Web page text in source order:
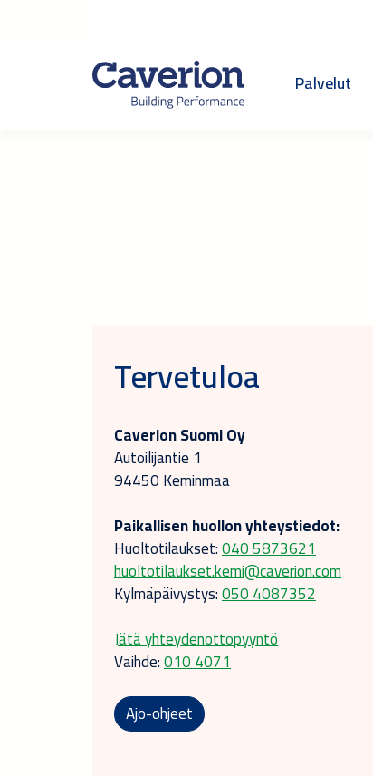
Palvelut
Tervetuloa
Caverion Suomi Oy
Autoilijantie 1
94450 Keminmaa
Paikallisen huollon yhteystiedot:
Huoltotilaukset:040 5873621
huoltotilaukset.kemi@caverion.com
Kylmäpäivystys:050 4087352
Jätä yhteydenottopyyntö
Vaihde:010 4071
Ajo-ohjeet